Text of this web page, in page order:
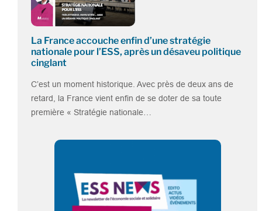
La France accouche enfin d’une stratégie
nationale pour l’ESS, après un désaveu politique
cinglant
C’est un moment historique. Avec près de deux ans de
retard, la France vient enfin de se doter de sa toute
première « Stratégie nationale…